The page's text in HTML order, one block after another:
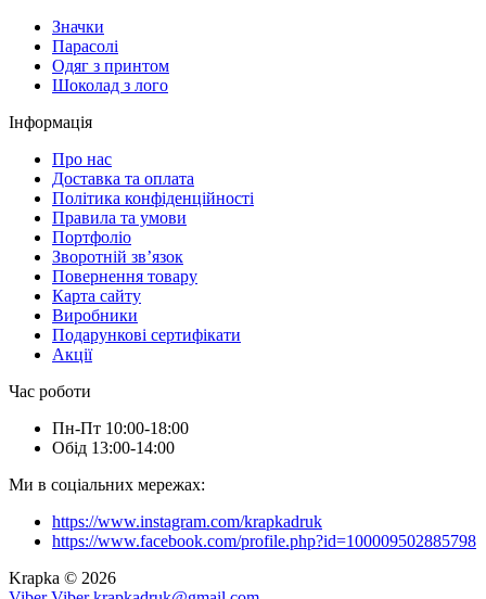
Значки
Парасолі
Одяг з принтом
Шоколад з лого
Інформація
Про нас
Доставка та оплата
Політика конфіденційності
Правила та умови
Портфоліо
Зворотній зв’язок
Повернення товару
Карта сайту
Виробники
Подарункові сертифікати
Акції
Час роботи
Пн-Пт 10:00-18:00
Обід 13:00-14:00
Ми в соціальних мережах:
https://www.instagram.com/krapkadruk
https://www.facebook.com/profile.php?id=100009502885798
Krapka © 2026